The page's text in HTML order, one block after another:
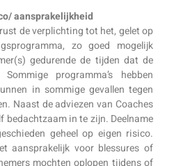
aansprakelijkheid
de verplichting tot het, gelet op
zo goed mogelijk
gedurende de tijden dat de
programma’s hebben
in sommige gevallen tegen
Naast de adviezen van Coaches
bedachtzaam in te zijn. Deelname
geheel op eigen risico.
aansprakelijk voor blessures of
mochten oplopen tijdens of